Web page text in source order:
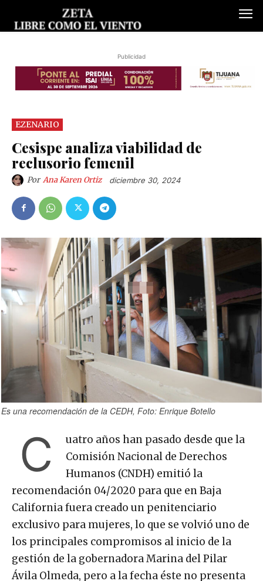
Publicidad
EZENARIO
Cesispe analiza viabilidad de
reclusorio femenil
Por Ana Karen Ortiz diciembre 30, 2024
Es una recomendación de la CEDH, Foto: Enrique Botello
C
uatro años han pasado desde que la
Comisión Nacional de Derechos
Humanos (CNDH) emitió la
recomendación 04/2020 para que en Baja
California fuera creado un penitenciario
exclusivo para mujeres, lo que se volvió uno de
los principales compromisos al inicio de la
gestión de la gobernadora Marina del Pilar
Ávila Olmeda, pero a la fecha éste no presenta